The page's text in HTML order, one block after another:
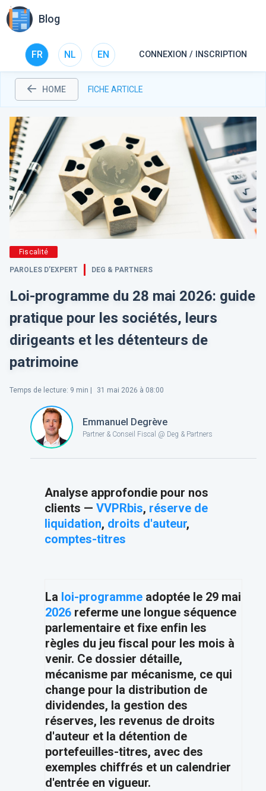
Blog
FR NL EN CONNEXION / INSCRIPTION
HOME FICHE ARTICLE
Fiscalité
PAROLES D’EXPERT DEG & PARTNERS
Loi-programme du 28 mai 2026: guide
pratique pour les sociétés, leurs
dirigeants et les détenteurs de
patrimoine
Temps de lecture: 9 min | 31 mai 2026 à 08:00
Emmanuel Degrève
Partner & Conseil Fiscal @ Deg & Partners
Analyse approfondie pour nos
clients — VVPRbis, réserve de
liquidation, droits d'auteur,
comptes-titres
La loi-programmeadoptée le 29 mai
2026referme une longue séquence
parlementaire et fixe enfin les
règles du jeu fiscal pour les mois à
venir. Ce dossier détaille,
mécanisme par mécanisme, ce qui
change pour la distribution de
dividendes, la gestion des
réserves, les revenus de droits
d'auteur et la détention de
portefeuilles-titres, avec des
exemples chiffrés et un calendrier
d'entrée en vigueur.